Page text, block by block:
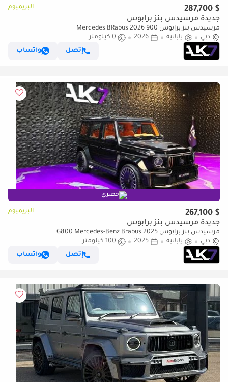
$ 287,700 البريميوم
جديدة مرسيدس بنز برابوس
مرسيدس بنز برابوس 900 Mercedes BRabus 2026
دبي
يابانية 2026
0 كيلومتر
إتصل
واتساب
حصري
$ 267,100 البريميوم
جديدة مرسيدس بنز برابوس
مرسيدس بنز برابوس G800 Mercedes-Benz Brabus 2025
دبي
يابانية 2025
100 كيلومتر
إتصل
واتساب